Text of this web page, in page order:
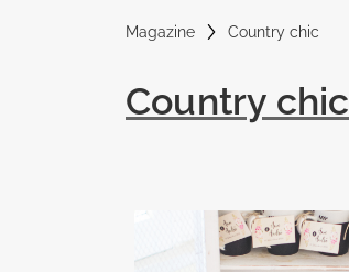
Magazine Country chic
Country chic